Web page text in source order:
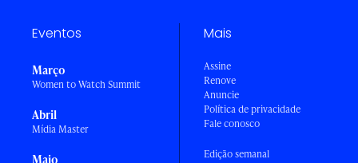
Eventos
Março
Women to Watch Summit
Abril
Mídia Master
Maio
Mais
Assine
Renove
Anuncie
Política de privacidade
Fale conosco
Edição semanal